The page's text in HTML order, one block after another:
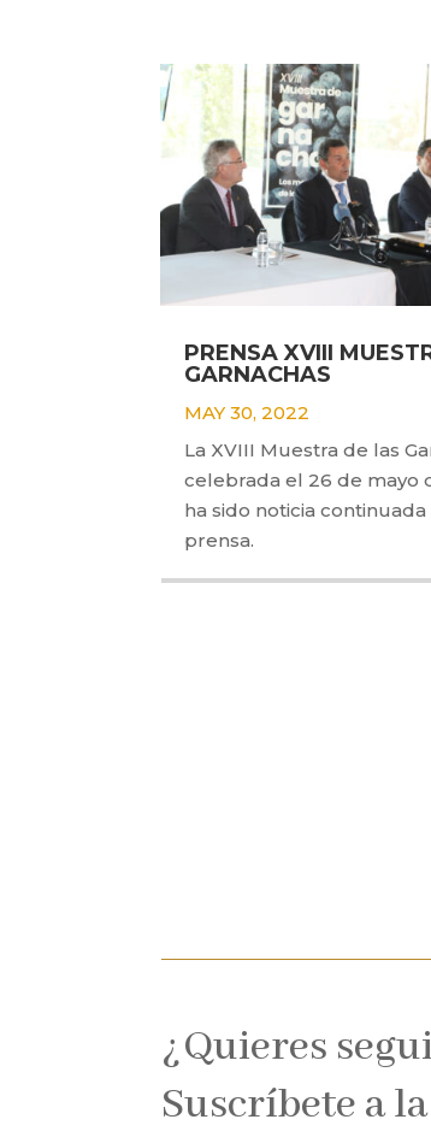
PRENSA XVIII
GARNACHAS
MAY 30, 2022
La XVIII Muestra de las
celebrada el 26 de mayo
ha sido noticia continuada
prensa.
¿Quieres
Suscríbete a la